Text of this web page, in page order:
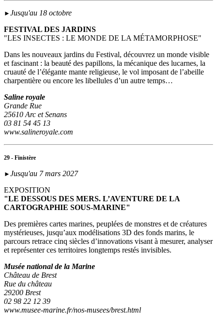
► Jusqu'au 18 octobre
FESTIVAL DES JARDINS
"LES INSECTES : LE MONDE DE LA MÉTAMORPHOSE"
Dans les nouveaux jardins du Festival, découvrez un monde visible
et fascinant : la beauté des papillons, la mécanique des lucarnes, la
cruauté de l’élégante mante religieuse, le vol imposant de l’abeille
charpentière ou encore les libellules d’un autre temps…
Saline royale
Grande Rue
25610 Arc et Senans
03 81 54 45 13
www.salineroyale.com
29 - Finistère
► Jusqu'au 7 mars 2027
EXPOSITION
"LE DESSOUS DES MERS. L’AVENTURE DE LA
CARTOGRAPHIE SOUS-MARINE"
Des premières cartes marines, peuplées de monstres et de créatures
mystérieuses, jusqu’aux modélisations 3D des fonds marins, le
parcours retrace cinq siècles d’innovations visant à mesurer, analyser
et représenter ces territoires longtemps restés invisibles.
Musée national de la Marine
Château de Brest
Rue du château
29200 Brest
02 98 22 12 39
www.musee-marine.fr/nos-musees/brest.html